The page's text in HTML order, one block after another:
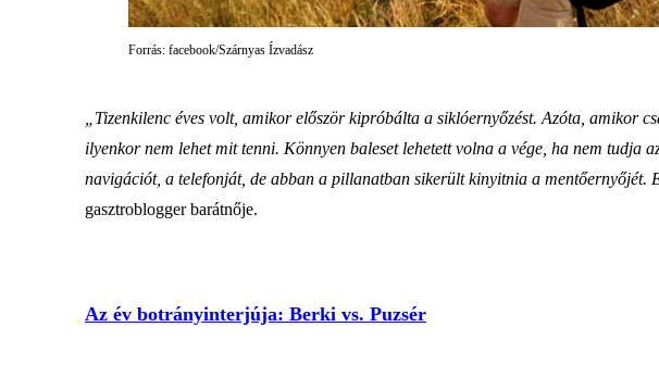
Forrás: facebook/Szárnyas Ízvadász
„Tizenkilenc éves volt, amikor először kipróbálta a siklóernyőzést. Azóta, amikor
ilyenkor nem lehet mit tenni. Könnyen baleset lehetett volna a vége, ha nem tudja
navigációt, a telefonját, de abban a pillanatban sikerült kinyitnia a mentőernyőjét.
gasztroblogger barátnője.
Az év botrányinterjúja: Berki vs. Puzsér